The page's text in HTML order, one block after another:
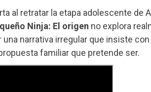
al retratar la etapa adolescente de
Ninja: El origen no explora
narrativa irregular que insiste
familiar que pretende ser.